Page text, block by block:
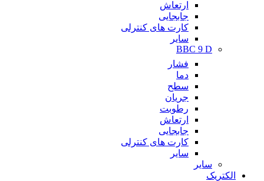
ارتعاش
جابجایی
کارت های کنترلی
سایر
BBC 9 D
فشار
دما
سطح
جریان
رطوبت
ارتعاش
جابجایی
کارت های کنترلی
سایر
سایر
الکتریک